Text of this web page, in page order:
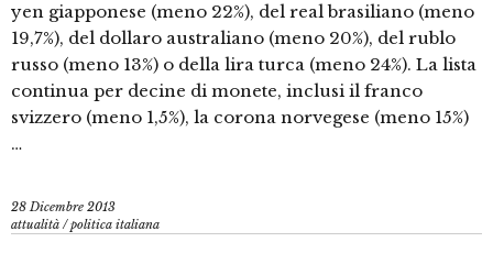
yen giapponese (meno 22%), del real brasiliano (meno
19,7%), del dollaro australiano (meno 20%), del rublo
russo (meno 13%) o della lira turca (meno 24%). La lista
continua per decine di monete, inclusi il franco
svizzero (meno 1,5%), la corona norvegese (meno 15%)
…
28 Dicembre 2013
attualità /politica italiana